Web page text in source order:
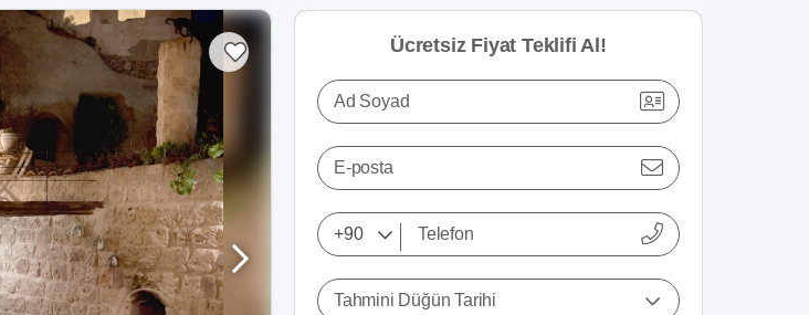
Ücretsiz Fiyat Teklifi Al!
Ad Soyad
E-posta
Tahmini Düğün Tarihi